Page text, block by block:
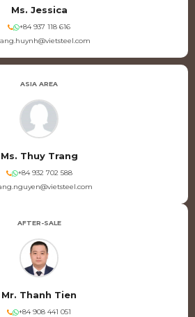
Ms. Jessica
+84 937 118 616
ASIA AREA
Ms. Thuy Trang
+84 932 702 588
AFTER-SALE
Mr. Thanh Tien
+84 908 441 051